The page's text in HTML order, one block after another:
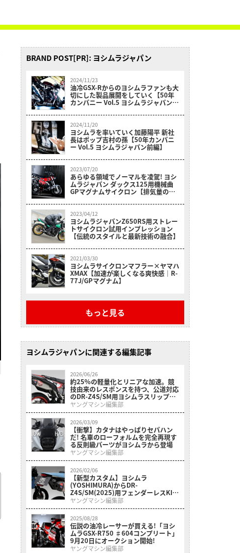
BRAND POST[PR]: ヨシムラジャパン
2024/11/23
油冷GSX-Rからのヨシムラファンも大
切にした製品展開をしていく【50年
カンパニー Vol.5 ヨシムラジャパン後
2024/11/20
ヨシムラを率いていく加藤陽平 新社
長はポップ吉村の孫【50年カンパニ
ー Vol.5 ヨシムラジャパン前編】
2023/07/20
あらゆる領域でノーマルを凌駕! ヨシ
ムラジャパン ダックス125用機械曲
GPマグナムサイクロン【排気量の拡
2023/04/12
ヨシムラジャパンZ650RS用ストレー
トサイクロン試用インプレッション
【伝統のスタイルと最新技術の融合】
2021/03/30
ヨシムラサイクロンマフラー×ヤマハ
XMAX【加速が楽しくなる爽快感｜R-
77J/GPマグナム】
もっと見る
ヨシムラジャパンに関連する編集記事
2026/06/26
約25%の軽量化とリニアな加速。競
技由来のレスポンスを持つ、公道対応
のDR-Z4S/SM用ヨシムラスリップオ
ンマフラーが登場
ヤングマシン編集部
2026/03/09
【衝撃】カタナはやっぱりセパハン
だ! 名車のローフォルムを完全再現す
る反則級パーツがヨシムラから登場
ヤングマシン編集部
2026/02/06
【新型カスタム】ヨシムラ
(YOSHIMURA)からDR-
Z4S/SM(2025)用フェンダーレスKIT
が登場! 4月上旬発売
ヤングマシン編集部
2025/08/28
伝説の油冷レーサーが買える!「ヨシ
ムラGSX-R750 ♯604コンプリート」
9月20日にオークション開始!
ヤングマシン編集部